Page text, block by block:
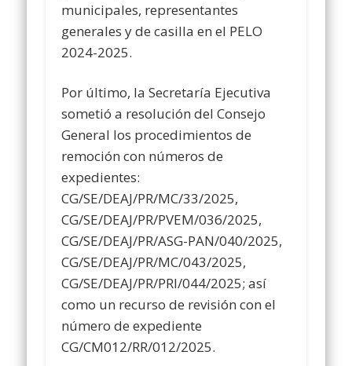
municipales, representantes
generales y de casilla en el PELO
2024-2025.
Por último, la Secretaría Ejecutiva
sometió a resolución del Consejo
General los procedimientos de
remoción con números de
expedientes:
CG/SE/DEAJ/PR/MC/33/2025,
CG/SE/DEAJ/PR/PVEM/036/2025,
CG/SE/DEAJ/PR/ASG-PAN/040/2025,
CG/SE/DEAJ/PR/MC/043/2025,
CG/SE/DEAJ/PR/PRI/044/2025; así
como un recurso de revisión con el
número de expediente
CG/CM012/RR/012/2025.